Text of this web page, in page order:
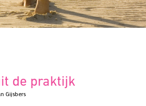
de praktijk
Gijsbers